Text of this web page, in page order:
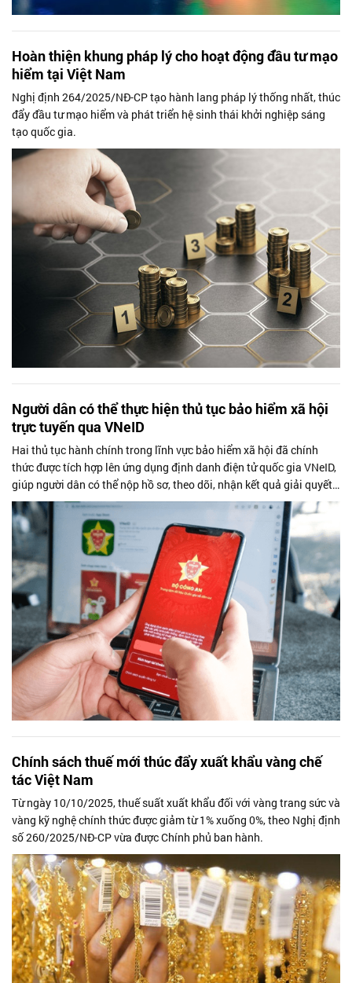
Hoàn thiện khung pháp lý cho hoạt động đầu tư mạo
hiểm tại Việt Nam
Nghị định 264/2025/NĐ-CP tạo hành lang pháp lý thống nhất, thúc
đẩy đầu tư mạo hiểm và phát triển hệ sinh thái khởi nghiệp sáng
tạo quốc gia.
Người dân có thể thực hiện thủ tục bảo hiểm xã hội
trực tuyến qua VNeID
Hai thủ tục hành chính trong lĩnh vực bảo hiểm xã hội đã chính
thức được tích hợp lên ứng dụng định danh điện tử quốc gia VNeID,
giúp người dân có thể nộp hồ sơ, theo dõi, nhận kết quả giải quyết
chế độ...
Chính sách thuế mới thúc đẩy xuất khẩu vàng chế
tác Việt Nam
Từ ngày 10/10/2025, thuế suất xuất khẩu đối với vàng trang sức và
vàng kỹ nghệ chính thức được giảm từ 1% xuống 0%, theo Nghị định
số 260/2025/NĐ-CP vừa được Chính phủ ban hành.